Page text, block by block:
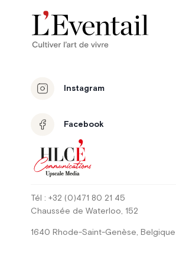
Instagram
Facebook
Tél
: +32 (0)471 80 21 45
Chaussée de Waterloo , 152
1640 Rhode-Saint-Genèse Belgique